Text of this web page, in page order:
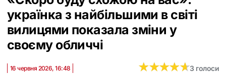
українка з найбільшими в світі
вилицями показала зміни у
своєму обличчі
16 червня 2026, 16:48 ★★★★★
★★★★★3 голоси